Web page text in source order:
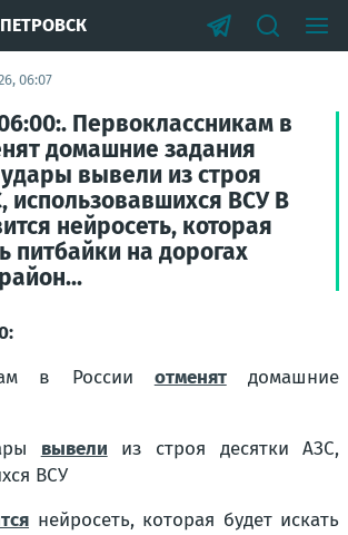
06:07
Первоклассникам в
домашние задания
вывели из строя
использовавшихся ВСУ В
нейросеть, которая
питбайки на дорогах
в России отменятдомашние
вывели из строя десятки АЗС,
ВСУ
нейросеть, которая будет искать